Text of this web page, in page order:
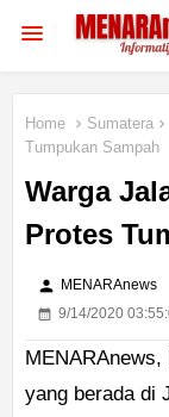
Home Sumatera
Tumpukan Sampah
Warga
Protes
person MENARAnews
9/14/2020
yang berada di